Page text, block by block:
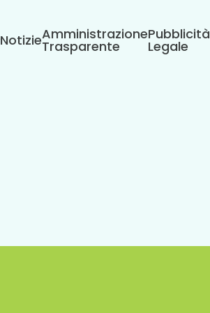
NotizieAmministrazione
Trasparente
Pubblicità
Legale